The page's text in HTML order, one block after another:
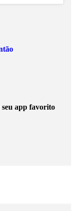
app favorito